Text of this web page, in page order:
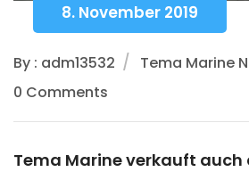
8. November 2019
By : adm13532
Tema Marine
0 Comments
Tema Marine verkauft auch